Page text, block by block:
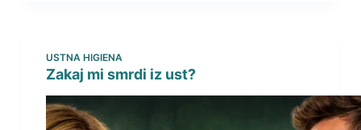
USTNA HIGIENA
Zakaj mi smrdi iz ust?